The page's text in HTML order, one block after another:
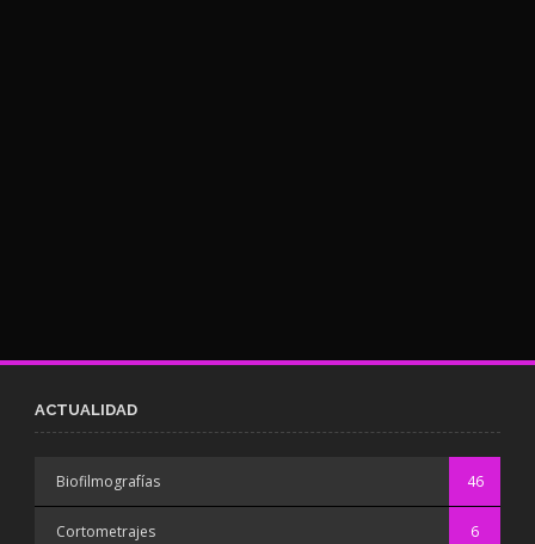
ACTUALIDAD
Biofilmografías 46
Cortometrajes 6